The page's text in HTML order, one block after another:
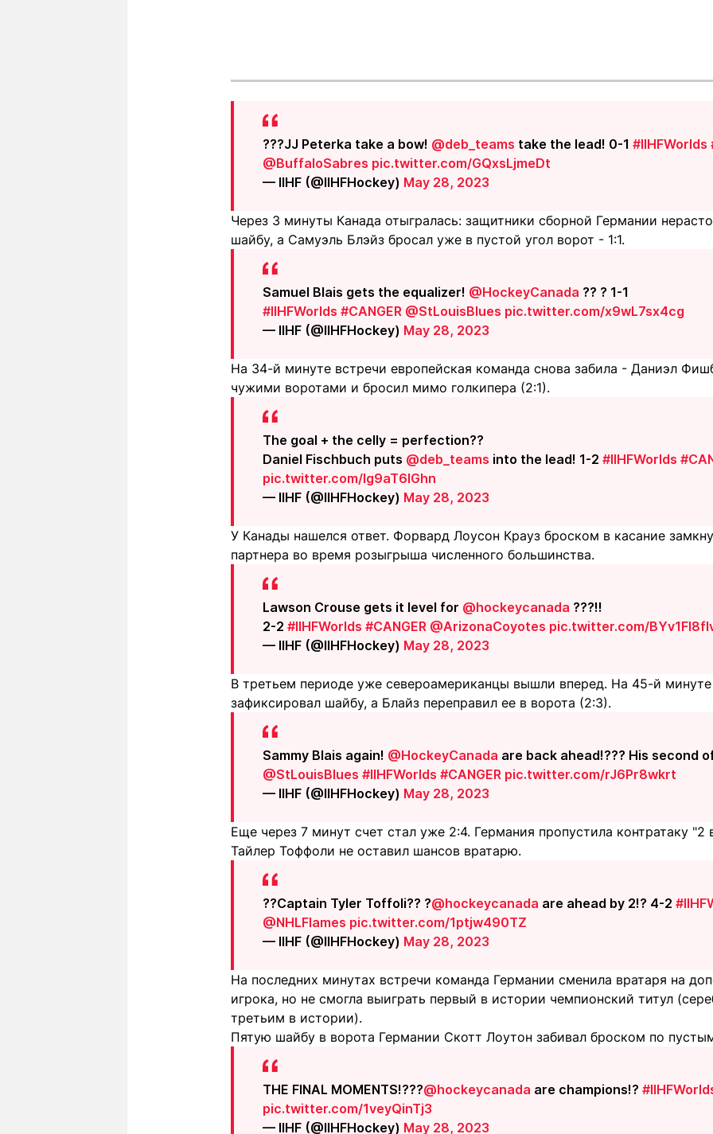
???JJ Peterka take a bow! @deb_teams take the lead! 0-1 #IIHFWorlds
@BuffaloSabres pic.twitter.com/GQxsLjmeDt
— IIHF (@IIHFHockey) May 28, 2023
Через 3 минуты Канада отыгралась: защитники сборной Германии
шайбу, а Самуэль Блэйз бросал уже в пустой угол ворот - 1:1.
Samuel Blais gets the equalizer! @HockeyCanada ?? ? 1-1
#IIHFWorlds #CANGER @StLouisBlues pic.twitter.com/x9wL7sx4cg
— IIHF (@IIHFHockey) May 28, 2023
На 34-й минуте встречи европейская команда снова забила - Даниэл
чужими воротами и бросил мимо голкипера (2:1).
The goal + the celly = perfection??
Daniel Fischbuch puts @deb_teams into the lead! 1-2 #IIHFWorlds
pic.twitter.com/lg9aT6lGhn
— IIHF (@IIHFHockey) May 28, 2023
У Канады нашелся ответ. Форвард Лоусон Крауз броском в касание
партнера во время розыгрыша численного большинства.
Lawson Crouse gets it level for @hockeycanada ???‼️
2-2 #IIHFWorlds #CANGER @ArizonaCoyotes pic.twitter.com/
— IIHF (@IIHFHockey) May 28, 2023
В третьем периоде уже североамериканцы вышли вперед. На 45-й минуте
зафиксировал шайбу, а Блайз переправил ее в ворота (2:3).
Sammy Blais again! @HockeyCanada are back ahead!??? His second
@StLouisBlues #IIHFWorlds #CANGER pic.twitter.com/rJ6Pr8wkrt
— IIHF (@IIHFHockey) May 28, 2023
Еще через 7 минут счет стал уже 2:4. Германия пропустила контратаку "2
Тайлер Тоффоли не оставил шансов вратарю.
??Captain Tyler Toffoli?? ?@hockeycanada are ahead by 2!? 4-2
@NHLFlames pic.twitter.com/1ptjw490TZ
— IIHF (@IIHFHockey) May 28, 2023
На последних минутах встречи команда Германии сменила вратаря на
игрока, но не смогла выиграть первый в истории чемпионский титул
третьим в истории).
Пятую шайбу в ворота Германии Скотт Лоутон забивал броском по
THE FINAL MOMENTS!???@hockeycanada are champions!?
pic.twitter.com/1veyQinTj3
— IIHF (@IIHFHockey) May 28, 2023